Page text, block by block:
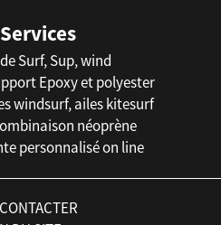
Surf, Sup, wind
Epoxy et polyester
windsurf, ailes kitesurf
néoprène
personnalisé on line